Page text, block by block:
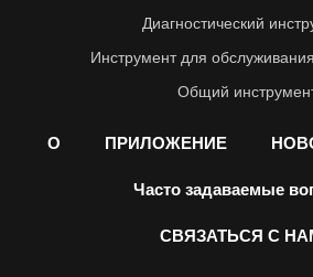
Диагностический
Инструмент для
Общий
О ПРИЛОЖЕНИЕ
Часто задаваемые
СВЯЗАТЬСЯ С